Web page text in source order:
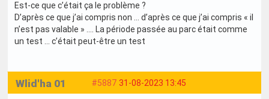
Est-ce que c’était ça le problème ?
D’après ce que j’ai compris non … d’après ce que j’ai compris « il
n’est pas valable » …. La période passée au parc était comme
un test … c’était peut-être un test
#5887 31-08-2023 13:45
Wlid'ha 01